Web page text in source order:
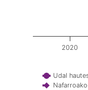
Udal
2020